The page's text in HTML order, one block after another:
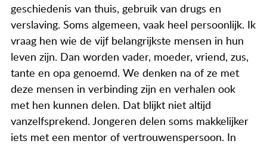
geschiedenis van thuis, gebruik van drugs en
verslaving. Soms algemeen, vaak heel persoonlijk. Ik
vraag hen wie de vijf belangrijkste mensen in hun
leven zijn. Dan worden vader, moeder, vriend, zus,
tante en opa genoemd. We denken na of ze met
deze mensen in verbinding zijn en verhalen ook
met hen kunnen delen. Dat blijkt niet altijd
vanzelfsprekend. Jongeren delen soms makkelijker
iets met een mentor of vertrouwenspersoon. In